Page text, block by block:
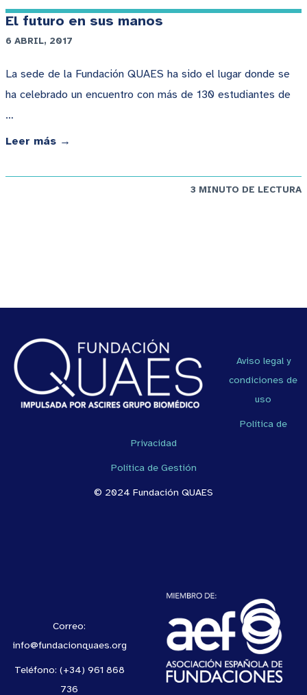
El futuro en sus manos
6 ABRIL, 2017
La sede de la Fundación QUAES ha sido el lugar donde se
ha celebrado un encuentro con más de 130 estudiantes de
…
Leer más →
3 MINUTO DE LECTURA
Aviso legal y
condiciones de
uso
Política de
Privacidad
Política de Gestión
© 2024 Fundación QUAES
Correo:
info@fundacionquaes.org
Teléfono: (+34) 961 868
736